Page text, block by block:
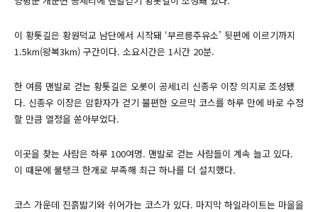
이 황톳길은 황원덕교 남단에서 시작돼 ‘부르릉주유소’ 뒷편에 이르기까지
1.5km(왕복3km) 구간이다. 소요시간은 1시간 20분.
한 여름 맨발로 걷는 황톳길은 오롯이 공세1리 신종우 이장 의지로 조성됐
다. 신종우 이장은 암환자가 걷기 불편한 오르막 코스를 하루 만에 바로 수정
할 만큼 열정을 쏟아부었다.
이곳을 찾는 사람은 하루 100여명. 맨발로 걷는 사람들이 계속 늘고 있다.
이 때문에 물탱크 한개로 부족해 최근 하나를 더 설치했다.
코스 가운데 진흙밟기와 쉬어가는 코스가 있다. 마지막 하일라이트는 마을을